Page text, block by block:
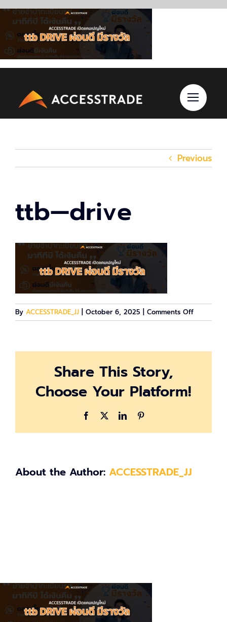
Skip
content
Previous
ttb—drive
By ACCESSTRADE_JJ October 6, 2025 Comments Offon
ttb
Share This Story,
Choose Your Platform!
Facebook LinkedIn
About the Author: ACCESSTRADE_JJ